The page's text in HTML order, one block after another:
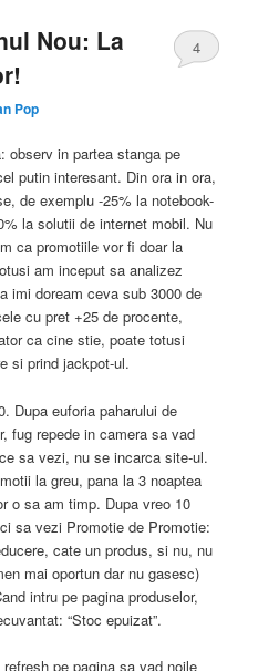
Nou: La
Pop
4
observ in partea stanga pe
putin interesant. Din ora in ora,
de exemplu -25% la notebook-
la solutii de internet mobil. Nu
ca promotiile vor fi doar la
am inceput sa analizez
imi doream ceva sub 3000 de
cu pret +25 de procente,
ca cine stie, poate totusi
si prind jackpot-ul.
Dupa euforia paharului de
fug repede in camera sa vad
sa vezi, nu se incarca site-ul.
la greu, pana la 3 noaptea
o sa am timp. Dupa vreo 10
sa vezi Promotie de Promotie:
cate un produs, si nu, nu
mai oportun dar nu gasesc)
intru pe pagina produselor,
“Stoc epuizat”.
pe pagina sa vad noile